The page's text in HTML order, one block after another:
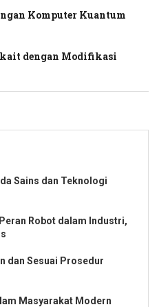
Komputer Kuantum
dengan Modifikasi
Sains dan Teknologi
Robot dalam Industri,
dan Sesuai Prosedur
Masyarakat Modern